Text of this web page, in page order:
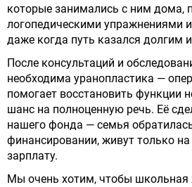
которые занимались с ним дома,
логопедическими упражнениями
даже когда путь казался долгим
После консультаций и
необходима уранопластика —
помогает восстановить функции
шанс на полноценную речь. Её
нашего фонда — семья
финансировании, живут только
зарплату.
Мы очень хотим, чтобы